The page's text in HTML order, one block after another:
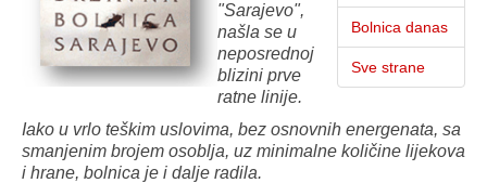
Bolnica danas
Sve strane
"Sarajevo",
našla se u
neposrednoj
blizini prve
ratne linije.
Iako u vrlo teškim uslovima, bez osnovnih energenata, sa
smanjenim brojem osoblja, uz minimalne količine lijekova
i hrane, bolnica je i dalje radila.